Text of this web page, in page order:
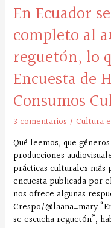
En Ecuador
completo al
reguetón, lo
Encuesta de
Consumos
3 comentarios / Cultura
Qué leemos, que
producciones
prácticas culturales
encuesta publicada por
nos ofrece algunas
Crespo/@laana_mary
se escucha reguetón”,
que
dice
Encuesta
de
Hábitos,
Prácticas
Consumos
Culturales